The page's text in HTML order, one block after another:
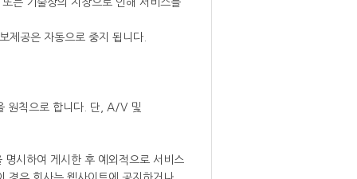
는 기술상의 지장으로 인해 서비스를
제공은 자동으로 중지 됩니다.
원칙으로 합니다. 단, A/V 및
시하여 게시한 후 예외적으로 서비스